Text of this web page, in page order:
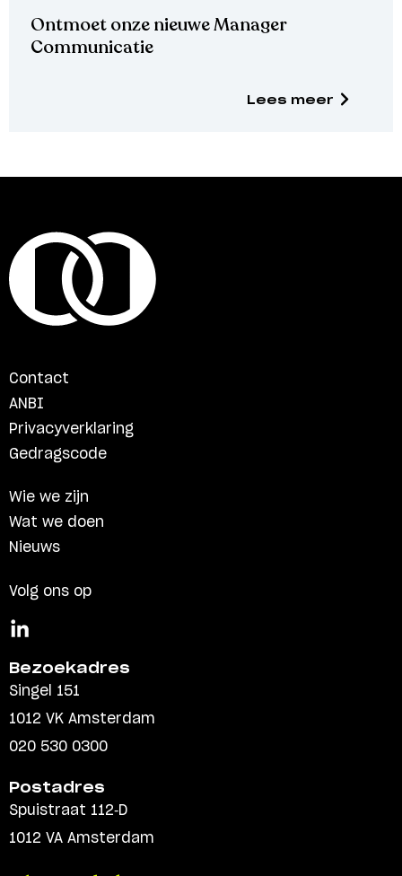
Ontmoet onze nieuwe Manager
Communicatie
Lees meer
Contact
ANBI
Privacyverklaring
Gedragscode
Wie we zijn
Wat we doen
Nieuws
Volg ons op
Bezoekadres
Singel 151
1012 VK Amsterdam
020 530 0300
Postadres
Spuistraat 112-D
1012 VA Amsterdam